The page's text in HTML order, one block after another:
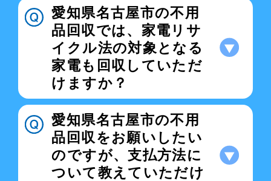
愛知県名古屋市の不用
品回収では、家電リサ
イクル法の対象となる
家電も回収していただ
けますか？
愛知県名古屋市の不用
品回収をお願いしたい
のですが、支払方法に
ついて教えていただけ